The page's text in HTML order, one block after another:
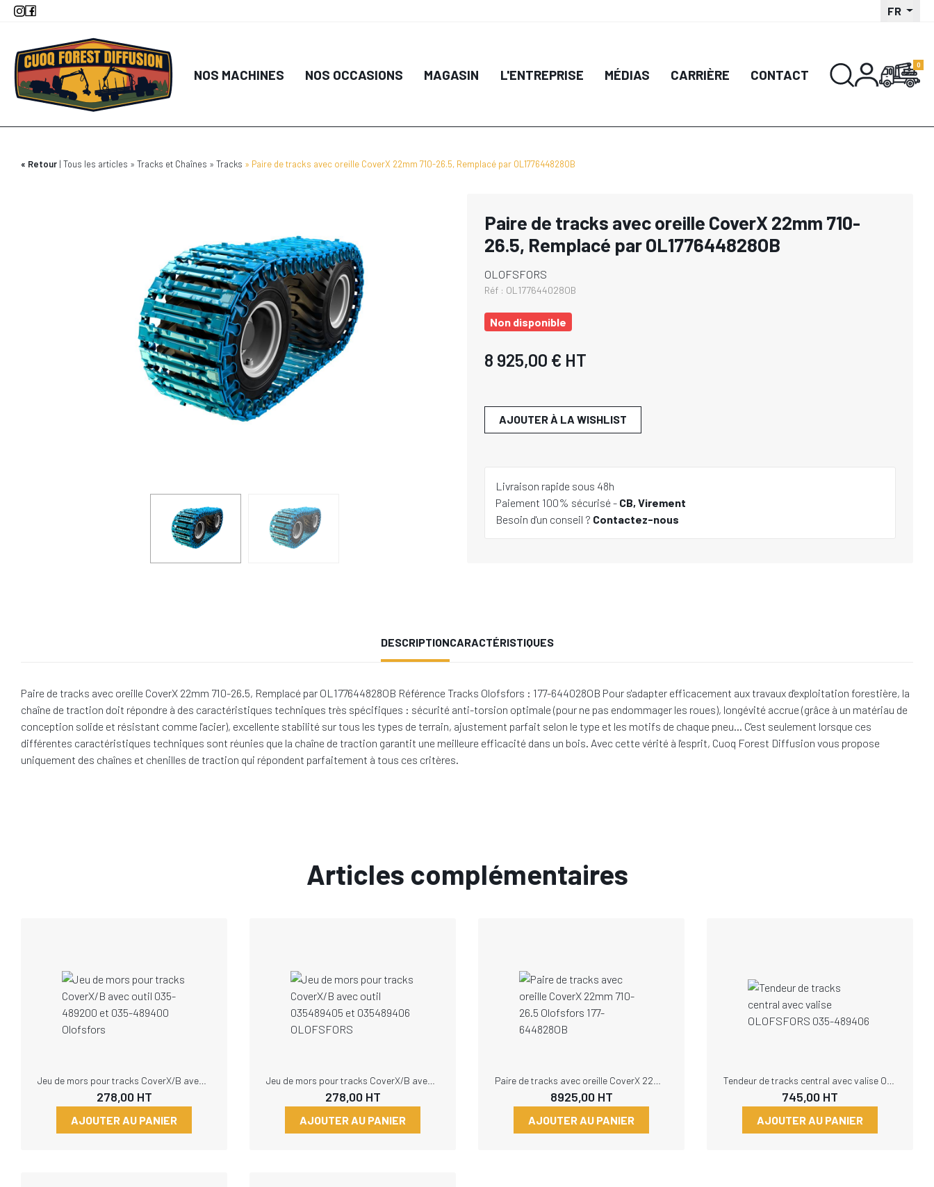
Aller
principal
FR
NOS MACHINES NOS OCCASIONS MAGASIN L'ENTREPRISE MÉDIAS CARRIÈRE CONTACT
Retour Tous les articles Tracks et Chaînes Tracks Paire de tracks avec oreille CoverX 22mm 710-26.5, Remplacé par OL177644828OB
Paire de tracks avec oreille CoverX 22mm 710-
26.5, Remplacé par OL177644828OB
OLOFSFORS
Réf : OL177644028OB
Non disponible
8 925,00 € HT
AJOUTER À LA WISHLIST
Livraison rapide sous 48h
Paiement 100% sécurisé - CB, Virement
Besoin d'un conseil ? Contactez-nous
DESCRIPTIONCARACTÉRISTIQUES
Paire de tracks avec oreille CoverX 22mm 710-26.5, Remplacé par OL177644828OB Référence Tracks Olofsfors : 177-644028OB Pour s'adapter efficacement aux travaux d'exploitation forestière, la
chaîne de traction doit répondre à des caractéristiques techniques très spécifiques : sécurité anti-torsion optimale (pour ne pas endommager les roues), longévité accrue (grâce à un matériau de
conception solide et résistant comme l'acier), excellente stabilité sur tous les types de terrain, ajustement parfait selon le type et les motifs de chaque pneu… C'est seulement lorsque ces
différentes caractéristiques techniques sont réunies que la chaîne de traction garantit une meilleure efficacité dans un bois. Avec cette vérité à l'esprit, Cuoq Forest Diffusion vous propose
uniquement des chaînes et chenilles de traction qui répondent parfaitement à tous ces critères.
Articles complémentaires
278,00HT
AJOUTER AU PANIER
278,00HT
AJOUTER AU PANIER
8925,00HT
AJOUTER AU PANIER
745,00 HT
AJOUTER AU PANIER